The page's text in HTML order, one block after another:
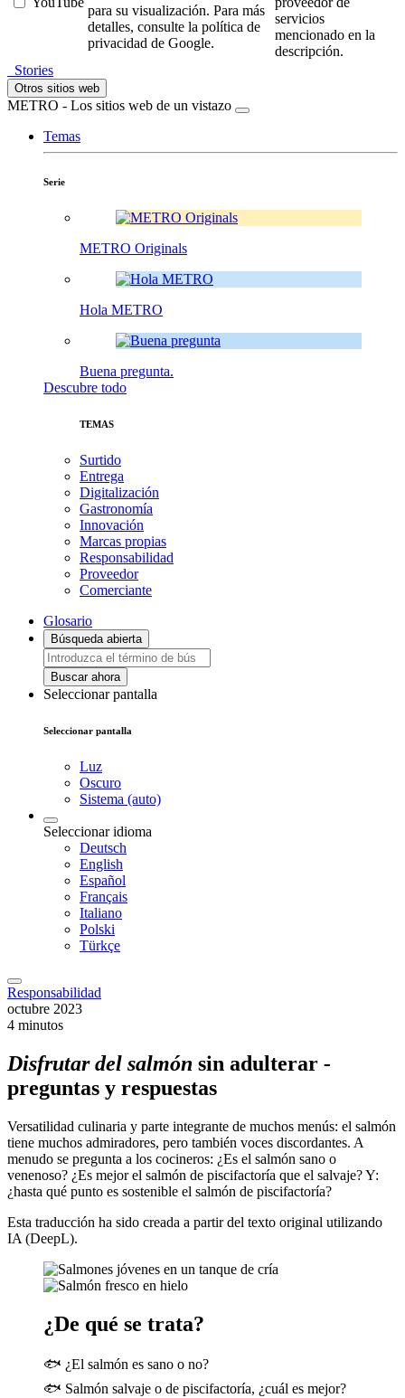
para su visualización. Para más
detalles, consulte la política de
privacidad de Google.
servicios
mencionado en la
descripción.
Stories
Otros sitios web
METRO - Los sitios web de un vistazo
Temas
Serie
METRO Originals
Hola METRO
Buena pregunta.
Descubre todo
TEMAS
Surtido
Entrega
Digitalización
Gastronomía
Innovación
Marcas propias
Responsabilidad
Proveedor
Comerciante
Glosario
Búsqueda abierta
Buscar ahora
Seleccionar pantalla
Seleccionar pantalla
Luz
Oscuro
Sistema (auto)
Seleccionar idioma
Deutsch
English
Español
Français
Italiano
Polski
Türkçe
Responsabilidad
octubre 2023
4 minutos
Disfrutar del salmón sin adulterar -
preguntas y respuestas
Versatilidad culinaria y parte integrante de muchos menús: el salmón
tiene muchos admiradores, pero también voces discordantes. A
menudo se pregunta a los cocineros: ¿Es el salmón sano o
venenoso? ¿Es mejor el salmón de piscifactoría que el salvaje? Y:
¿hasta qué punto es sostenible el salmón de piscifactoría?
Esta traducción ha sido creada a partir del texto original utilizando
IA (DeepL).
¿De qué se trata?
🐟 ¿El salmón es sano o no?
🐟 Salmón salvaje o de piscifactoría, ¿cuál es mejor?